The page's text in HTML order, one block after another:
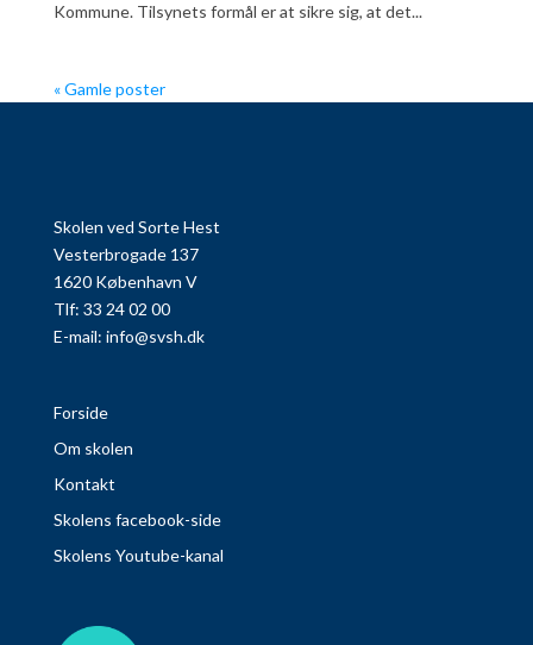
Kommune. Tilsynets formål er at sikre sig, at det...
« Gamle poster
Skolen ved Sorte Hest
Vesterbrogade 137
1620 København V
Tlf: 33 24 02 00
E-mail: info@svsh.dk
Forside
Om skolen
Kontakt
Skolens facebook-side
Skolens Youtube-kanal